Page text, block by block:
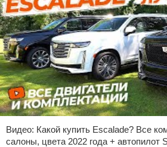
Видео: Какой купить Escalade? Все
салоны, цвета 2022 года + автопилот